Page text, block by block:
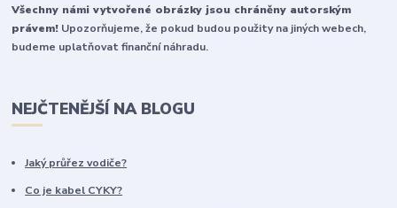
Všechny námi vytvořené obrázky jsou chráněny autorským
právem! Upozorňujeme, že pokud budou použity na jiných webech,
budeme uplatňovat finanční náhradu.
NEJČTENĚJŠÍ NA BLOGU
Jaký průřez vodiče?
Co je kabel CYKY?